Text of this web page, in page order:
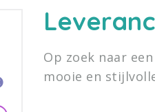
Op zoek naar
mooie en